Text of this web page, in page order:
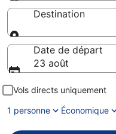
Origine
Destination
Destination
Date de départ
23 août
Vols directs uniquement
1 personne
Économique